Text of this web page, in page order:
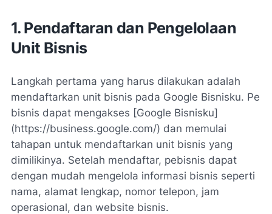
1. Pendaftaran dan Pengelolaan
Unit Bisnis
Langkah pertama yang harus dilakukan adalah
mendaftarkan unit bisnis pada Google Bisnisku. Pe
bisnis dapat mengakses [Google Bisnisku]
(https://business.google.com/) dan memulai
tahapan untuk mendaftarkan unit bisnis yang
dimilikinya. Setelah mendaftar, pebisnis dapat
dengan mudah mengelola informasi bisnis seperti
nama, alamat lengkap, nomor telepon, jam
operasional, dan website bisnis.